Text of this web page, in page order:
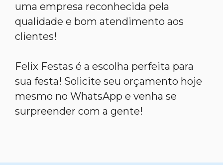
uma empresa reconhecida pela
qualidade e bom atendimento aos
clientes!
Felix Festas é a escolha perfeita para
sua festa! Solicite seu orçamento hoje
mesmo no WhatsApp e venha se
surpreender com a gente!